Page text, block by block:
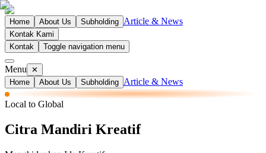
Home About Us Subholding Article & News
Kontak Kami
Kontak
Toggle navigation menu
Menu
✕
Home
About Us Subholding Article & News
Local to Global
Citra Mandiri Kreatif